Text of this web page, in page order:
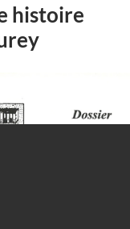
histoire